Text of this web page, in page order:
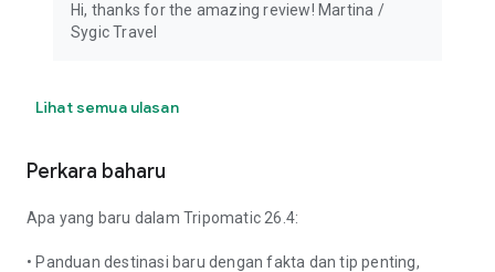
Hi, thanks for the amazing review! Martina /
Sygic Travel
Lihat semua ulasan
Perkara baharu
Apa yang baru dalam Tripomatic 26.4:
• Panduan destinasi baru dengan fakta dan tip penting,